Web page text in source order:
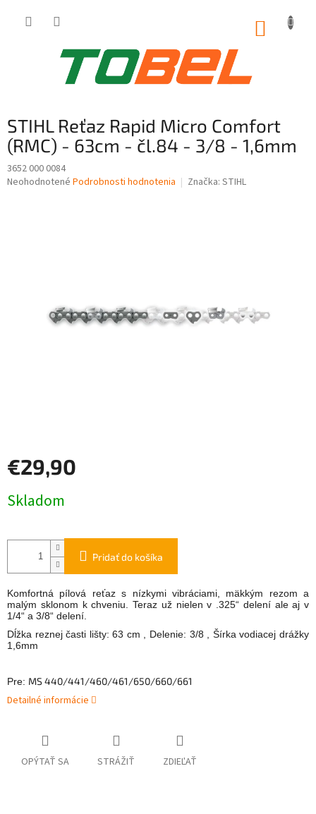
STIHL Reťaz Rapid Micro Comfort
(RMC) - 63cm - čl.84 - 3/8 - 1,6mm
3652 000 0084
Priemerné
Neohodnotené Podrobnosti hodnotenia Značka: STIHL
€29,90
cena:
Skladom
Pridať do košíka
Komfortná pílová reťaz s nízkymi vibráciami, mäkkým rezom a
malým sklonom k chveniu. Teraz už nielen v .325“ delení ale aj v
1/4“ a 3/8“ delení.
Dĺžka reznej časti lišty: 63 cm , Delenie: 3/8 , Šírka vodiacej drážky
1,6mm
Pre: MS 440/441/460/461/650/660/661
Detailné informácie
OPÝTAŤ SA STRÁŽIŤ ZDIEĽAŤ